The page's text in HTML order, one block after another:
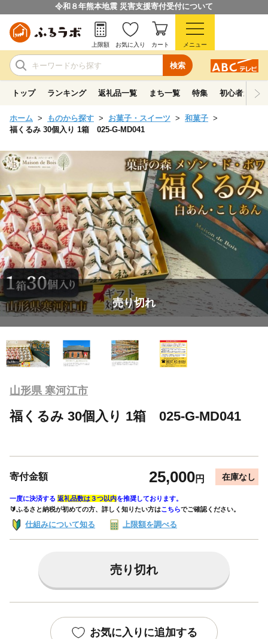
令和８年熊本地震 災害支援寄付受付について
検索
上限額 お気に入り カート メニュー
トップ ランキング 返礼品一覧 まち一覧 特集 初心者ガイド
ホーム ものから探す お菓子・スイーツ
和菓子
福くるみ 30個入り 1箱 025-G-MD041
売り切れ
山形県 寒河江市
福くるみ 30個入り 1箱 025-G-MD041
寄付金額 25,000円 在庫なし
一度に決済する 返礼品数は３つ以内を推奨しております。
🔰ふるさと納税が初めての方、詳しく知りたい方はこちらでご確認ください。
仕組みについて知る 上限額を調べる
売り切れ
お気に入りに追加する